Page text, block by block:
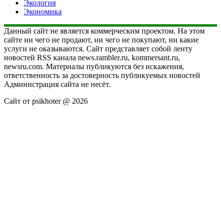
Экология
Экономика
Данный сайт не является коммерческим проектом. На этом
сайте ни чего не продают, ни чего не покупают, ни какие
услуги не оказываются. Сайт представляет собой ленту
новостей RSS канала news.rambler.ru, kommersant.ru,
newsru.com. Материалы публикуются без искажения,
ответственность за достоверность публикуемых новостей
Администрация сайта не несёт.
Сайт от psikhoter @ 2026